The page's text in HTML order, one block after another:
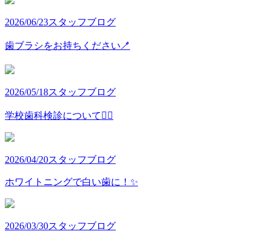
2026/06/23スタッフブログ
歯ブラシをお持ちください🪥
2026/05/18スタッフブログ
学校歯科検診について👩‍⚕️
2026/04/20スタッフブログ
ホワイトニングで白い歯に！✨
2026/03/30スタッフブログ